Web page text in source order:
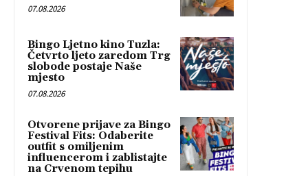
07.08.2026
Bingo Ljetno kino Tuzla:
Četvrto ljeto zaredom Trg
slobode postaje Naše
mjesto
07.08.2026
Otvorene prijave za Bingo
Festival Fits: Odaberite
outfit s omiljenim
influencerom i zablistajte
na Crvenom tepihu